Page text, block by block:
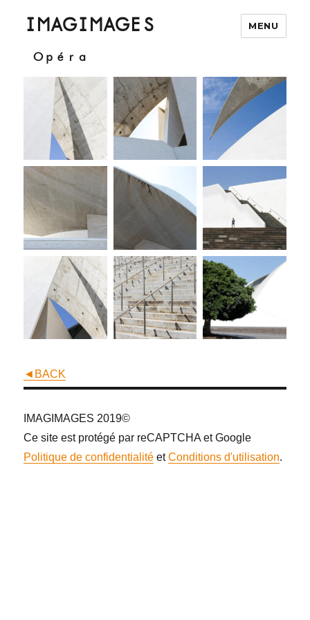
IMAGIMAGES MENU
Opéra
◄BACK
IMAGIMAGES 2019©
Ce site est protégé par reCAPTCHA et Google
Politique de confidentialité etConditions d'utilisation.